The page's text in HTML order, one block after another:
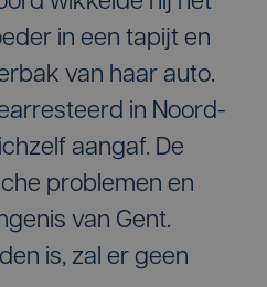
in een tapijt en
van haar auto.
in Noord-
aangaf. De
problemen en
van Gent.
is, zal er geen